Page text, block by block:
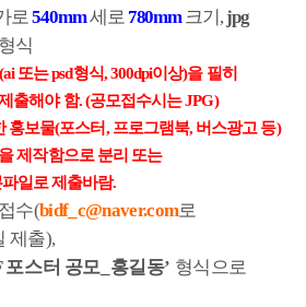
로540mm세로 780mm크기,jpg
형식
(ai 또는psd형식, 300dpi이상)을 필히
출해야 함. (공모접수시는JPG)
홍보물(포스터, 프로그램북, 버스광고 등)
을 제작함으로 분리 또는
일로 제출바람.
수(bidf_c@naver.com로
제출),
포스터 공모 홍길동’ 형식으로